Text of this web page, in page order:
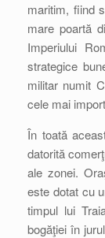
maritim, fiind
mare poartă
Imperiului
strategice
militar numit
cele mai
În toată
datorită
ale zonei.
este dotat cu
timpul lui
bogăţiei în